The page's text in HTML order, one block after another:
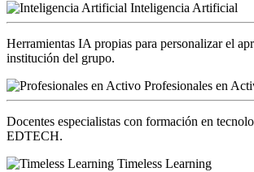
Inteligencia Artificial
Herramientas IA propias para personalizar el
institución del grupo.
Profesionales en
Docentes especialistas con formación en
EDTECH.
Timeless Learning